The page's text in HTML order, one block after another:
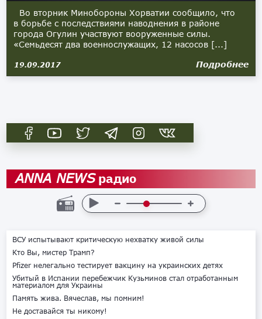
Во вторник Минобороны Хорватии сообщило, что
в борьбе с последствиями наводнения в районе
города Огулин участвуют вооруженные силы.
«Семьдесят два военнослужащих, 12 насосов [...]
19.09.2017 Подробнее
ANNA NEWSрадио
ВСУ испытывают критическую нехватку живой силы
Кто Вы, мистер Трамп?
Pfizer нелегально тестирует вакцину на украинских детях
Убитый в Испании перебежчик Кузьминов стал отработанным
материалом для Украины
Память жива. Вячеслав, мы помним!
Не доставайся ты никому!